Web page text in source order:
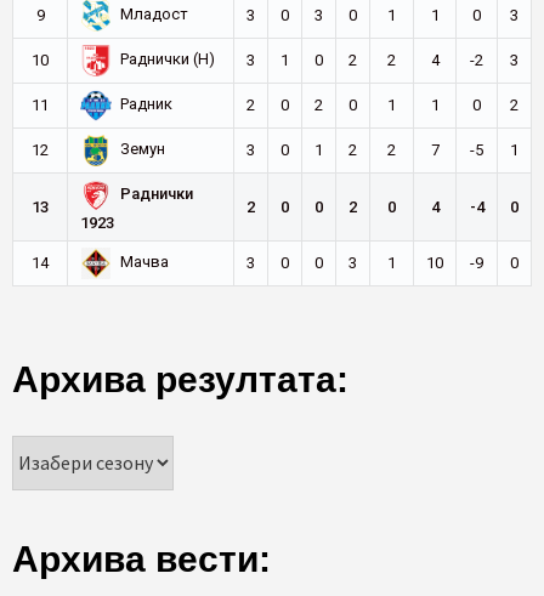
9 Младост 3 0 3 0 1 1 0 3
10 Раднички (Н) 3 1 0 2 2 4 -2 3
11 Радник 2 0 2 0 1 1 0 2
12 Земун 3 0 1 2 2 7 -5 1
13
Раднички
1923
2 0 0 2 0 4 -4 0
14 Мачва 3 0 0 3 1 10 -9 0
Архива резултата:
Архива вести: